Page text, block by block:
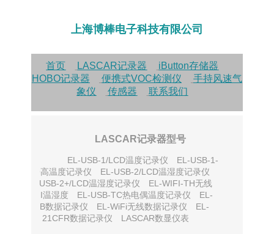
上海博棒电子科技有限公司
首页 LASCAR记录器
iButton存储器
HOBO记录器
便携式VOC检测仪
手持风速气
象仪
传感器 联系我们
LASCAR记录器型号
EL-USB-1/LCD温度记录仪
EL-USB-1-
PRO高温度记录仪
EL-USB-2/LCD温湿度记录仪
EL-USB-2+/LCD温湿度记录仪
EL-WIFI-TH无线
WIFI温湿度
EL-USB-TC热电偶温度记录仪
EL-
USB数据记录仪
EL-WiFi无线数据记录仪
EL-
21CFR数据记录仪
LASCAR数显仪表